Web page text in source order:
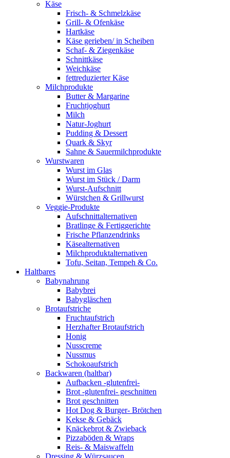
Käse
Frisch- & Schmelzkäse
Grill- & Ofenkäse
Hartkäse
Käse gerieben/ in Scheiben
Schaf- & Ziegenkäse
Schnittkäse
Weichkäse
fettreduzierter Käse
Milchprodukte
Butter & Margarine
Fruchtjoghurt
Milch
Natur-Joghurt
Pudding & Dessert
Quark & Skyr
Sahne & Sauermilchprodukte
Wurstwaren
Wurst im Glas
Wurst im Stück / Darm
Wurst-Aufschnitt
Würstchen & Grillwurst
Veggie-Produkte
Aufschnittalternativen
Bratlinge & Fertiggerichte
Frische Pflanzendrinks
Käsealternativen
Milchproduktalternativen
Tofu, Seitan, Tempeh & Co.
Haltbares
Babynahrung
Babybrei
Babygläschen
Brotaufstriche
Fruchtaufstrich
Herzhafter Brotaufstrich
Honig
Nusscreme
Nussmus
Schokoaufstrich
Backwaren (haltbar)
Aufbacken -glutenfrei-
Brot -glutenfrei- geschnitten
Brot geschnitten
Hot Dog & Burger- Brötchen
Kekse & Gebäck
Knäckebrot & Zwieback
Pizzaböden & Wraps
Reis- & Maiswaffeln
Dressing & Würzsaucen